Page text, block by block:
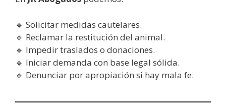
🔹 Solicitar medidas cautelares.
🔹 Reclamar la restitución del animal.
🔹 Impedir traslados o donaciones.
🔹 Iniciar demanda con base legal sólida.
🔹 Denunciar por apropiación si hay mala fe.